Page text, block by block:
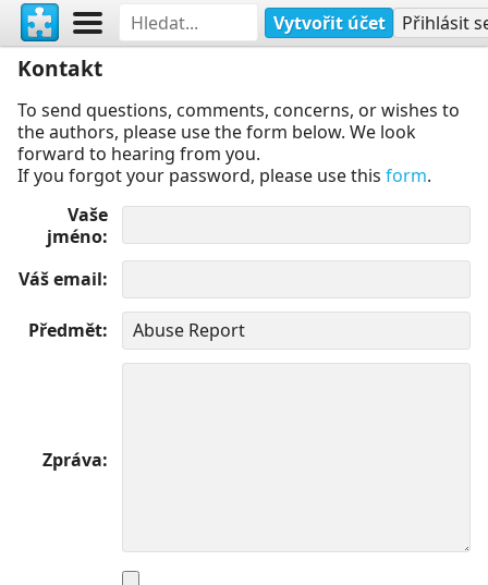
Vytvořit účet Přihlásit
Kontakt
To send questions, comments, concerns, or wishes to
the authors, please use the form below. We look
forward to hearing from you.
If you forgot your password, please use this form.
Vaše
jméno
Váš email
Předmět
Zpráva